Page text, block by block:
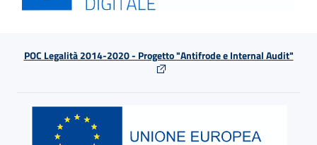
POC Legalità 2014-2020 - Progetto "Antifrode e Internal Audit"